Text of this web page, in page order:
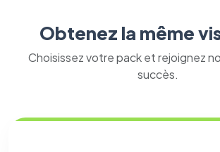
Obtenez la même
Choisissez votre pack et rejoignez
succès.